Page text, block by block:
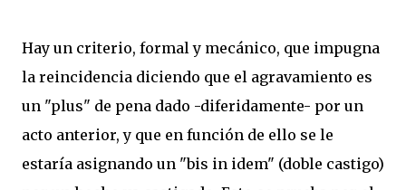
Hay un criterio, formal y mecánico, que impugna
la reincidencia diciendo que el agravamiento es
un "plus" de pena dado -diferidamente- por un
acto anterior, y que en función de ello se le
estaría asignando un "bis in idem" (doble castigo)